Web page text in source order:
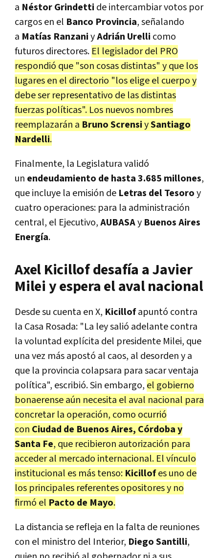
a Néstor Grindetti de intercambiar votos por
cargos en el Banco Provincia, señalando
a Matías RanzaniyAdrián Urelli como
futuros directores. El legislador del PRO
respondió que "son cosas distintas" y que los
lugares en el directorio "los elige el cuerpo y
debe ser representativo de las distintas
fuerzas políticas". Los nuevos nombres
reemplazarán a Bruno ScrensiySantiago
Nardelli.
Finalmente, la Legislatura validó
un endeudamiento de hasta 3.685 millones,
que incluye la emisión de Letras del Tesoroy
cuatro operaciones: para la administración
central, el Ejecutivo,AUBASAy Buenos Aires
Energía.
Axel Kicillof desafía a Javier
Milei y espera el aval nacional
Desde su cuenta en X, Kicillofapuntó contra
la Casa Rosada: "La ley salió adelante contra
la voluntad explícita del presidente Milei, que
una vez más apostó al caos, al desorden y a
que la provincia colapsara para sacar ventaja
política", escribió. Sin embargo, el gobierno
bonaerense aún necesita el aval nacional para
concretar la operación, como ocurrió
con Ciudad de Buenos Aires, Córdoba y
Santa Fe, que recibieron autorización para
acceder al mercado internacional. El vínculo
institucional es más tenso: Kicillofes uno de
los principales referentes opositores y no
firmó el Pacto de Mayo.
La distancia se refleja en la falta de reuniones
con el ministro del Interior, Diego Santilli,